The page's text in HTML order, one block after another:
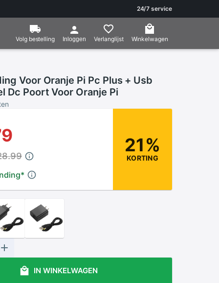
24/7 service
Volg bestelling Inloggen Verlanglijst Winkelwagen
Voor Oranje Pi Pc Plus + Usb
Dc Poort Voor Oranje Pi
*
21%
KORTING
IN WINKELWAGEN